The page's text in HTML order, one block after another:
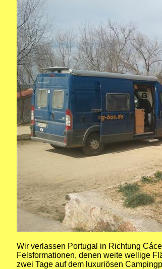
Wir verlassen Portugal in Richtung
Felsformationen, denen weite wellige
zwei Tage auf dem luxuriösen